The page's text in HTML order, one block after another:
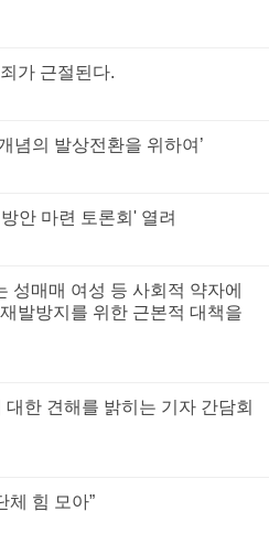
가 근절된다.
념의 발상전환을 위하여’
안 마련 토론회' 열려
성매매 여성 등 사회적 약자에
발방지를 위한 근본적 대책을
한 견해를 밝히는 기자 간담회
체 힘 모아”